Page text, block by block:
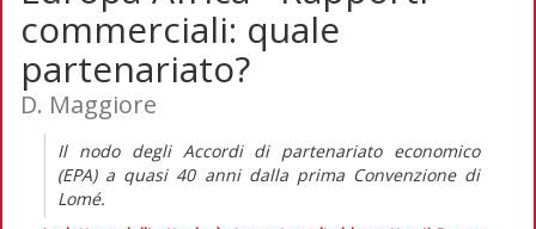
commerciali: quale
partenariato?
D. Maggiore
Il nodo degli Accordi di partenariato economico
(EPA) a quasi 40 anni dalla prima Convenzione di
Lomé.